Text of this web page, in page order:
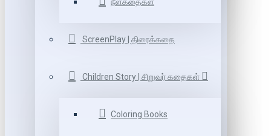
ScreenPlay | திரைக்கதை
Children Story | சிறுவர் கதைகள்
Coloring Books